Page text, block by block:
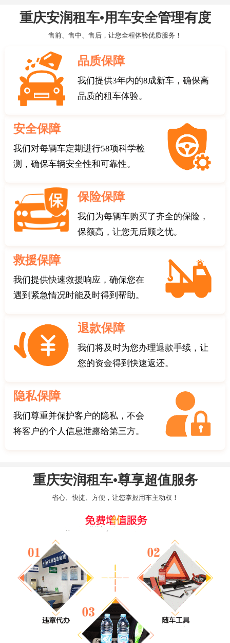
还有需要注意的事项。接下来将详细
介绍：
川藏线的主要费用是多少呢？重庆包
影响，例如车型、路线选择和租车时
费用大约在8000元至20000元之间(不
以根据您的需求和要求进行定制化报
价。
重庆安润租车•用车安全管理有度
售前、售中、售后，让您全程体验优质服务！
品质保障
我们提供3年内的8成新车，确保高
品质的租车体验。
安全保障
我们对每辆车定期进行58项科学检
测，确保车辆安全性和可靠性。
保险保障
我们为每辆车购买了齐全的保险，
保额高，让您无后顾之忧。
救援保障
我们提供快速救援响应，确保您在
遇到紧急情况时能及时得到帮助。
退款保障
我们将及时为您办理退款手续，让
您的资金得到快速返还。
隐私保障
我们尊重并保护客户的隐私，不会
将客户的个人信息泄露给第三方。
重庆安润租车•尊享超值服务
省心、快捷、方便，让您掌握用车主动权！